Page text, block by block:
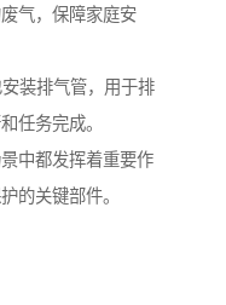
气，保障家庭安
装排气管，用于排
任务完成。
中都发挥着重要作
的关键部件。